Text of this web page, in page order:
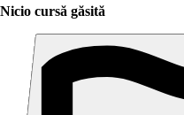
Nicio cursă găsită